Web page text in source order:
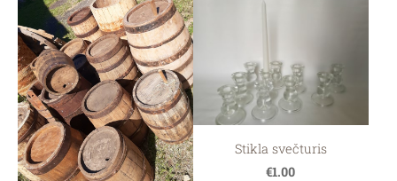
Stikla svečturis
€1.00